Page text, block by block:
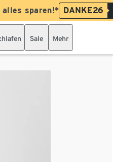
alles sparen!* DANKE26
Sale Mehr